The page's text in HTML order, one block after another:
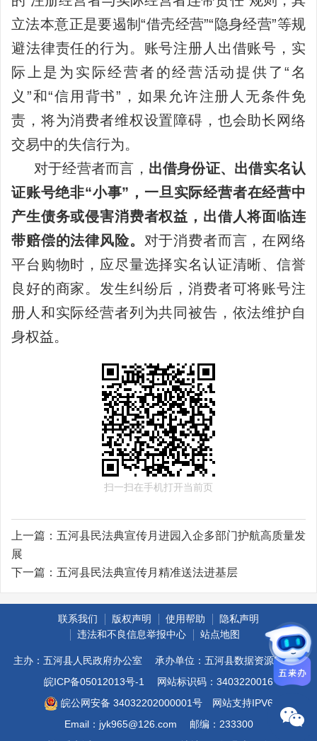
立法本意正是要遏制“借壳经营”“隐身经营”等规
避法律责任的行为。账号注册人出借账号，实
际上是为实际经营者的经营活动提供了“名
义”和“信用背书”，如果允许注册人无条件免
责，将为消费者维权设置障碍，也会助长网络
交易中的失信行为。
对于经营者而言， 出借身份证、出借实名认
证账号绝非“小事”，一旦实际经营者在经营中
产生债务或侵害消费者权益，出借人将面临连
带赔偿的法律风险。 对于消费者而言，在网络
平台购物时，应尽量选择实名认证清晰、信誉
良好的商家。发生纠纷后，消费者可将账号注
册人和实际经营者列为共同被告，依法维护自
身权益。
扫一扫在手机打开当前页
上一篇： 五河县民法典宣传月进园入企多部门护航高质量发
展
下一篇： 五河县民法典宣传月精准送法进基层
联系我们 版权声明 使用帮助
隐私声明
违法和不良信息举报中心
站点地图
主办：五河县人民政府办公室
承办单位：五河县数据资源管理局
皖ICP备05012013号-1
网站标识码：3403220016
皖公网安备 34032202000001号
网站支持IPV6
Email：jyk965@126.com
邮编：233300